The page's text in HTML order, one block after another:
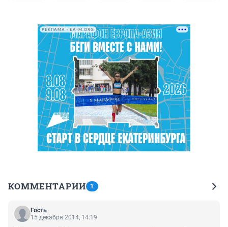
РЕКЛАМА • EA-M.ORG
КОММЕНТАРИИ 1
Гость
15 декабря 2014, 14:19